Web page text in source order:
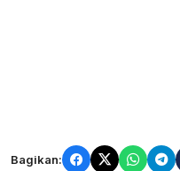
Bagikan: